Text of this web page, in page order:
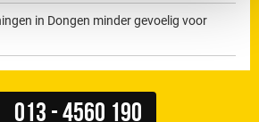
in Dongen minder gevoelig voor
013 - 4560 190